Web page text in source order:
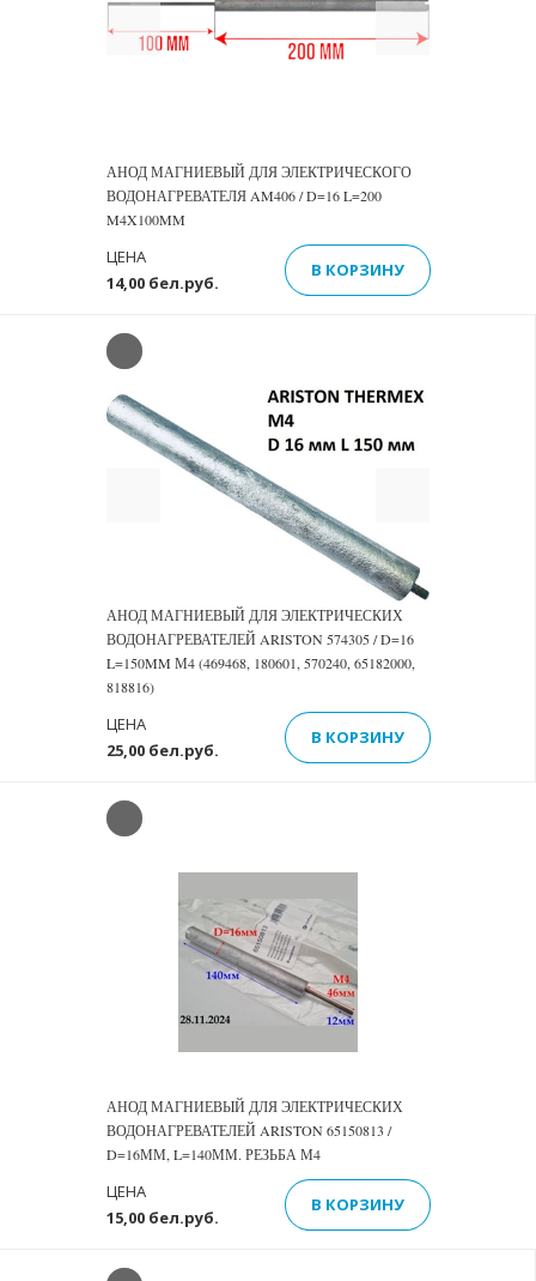
Previous Next
АНОД МАГНИЕВЫЙ ДЛЯ ЭЛЕКТРИЧЕСКОГО
ВОДОНАГРЕВАТЕЛЯ AM406 / D=16 L=200
M4X100MM
14,00 бел.руб.
ЦЕНА
В КОРЗИНУ
Previous
АНОД МАГНИЕВЫЙ ДЛЯ ЭЛЕКТРИЧЕСКИХ
ВОДОНАГРЕВАТЕЛЕЙ ARISTON 574305 / D=16
L=150MM М4 (469468, 180601, 570240, 65182000,
818816)
25,00 бел.руб.
ЦЕНА
В КОРЗИНУ
АНОД МАГНИЕВЫЙ ДЛЯ ЭЛЕКТРИЧЕСКИХ
ВОДОНАГРЕВАТЕЛЕЙ ARISTON 65150813 /
D=16ММ, L=140ММ. РЕЗЬБА М4
15,00 бел.руб.
ЦЕНА
В КОРЗИНУ